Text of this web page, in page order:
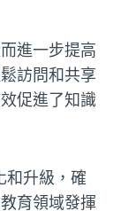
進一步提高
訪問和共享
促進了知識
和升級，確
育領域發揮